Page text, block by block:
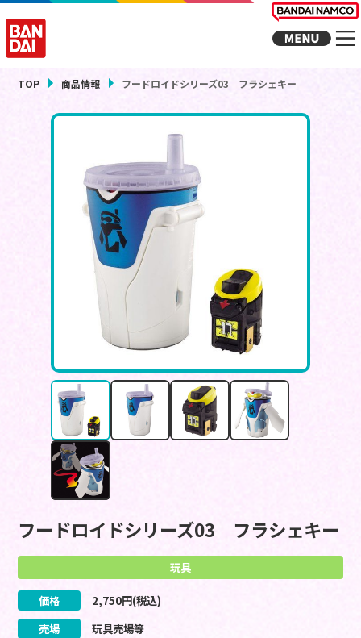
TOP 商品情報 フードロイドシリーズ03 フラシェキー
フードロイドシリーズ03 フラシェキー
玩具
価格 2,750円(税込)
売場
玩具売場等